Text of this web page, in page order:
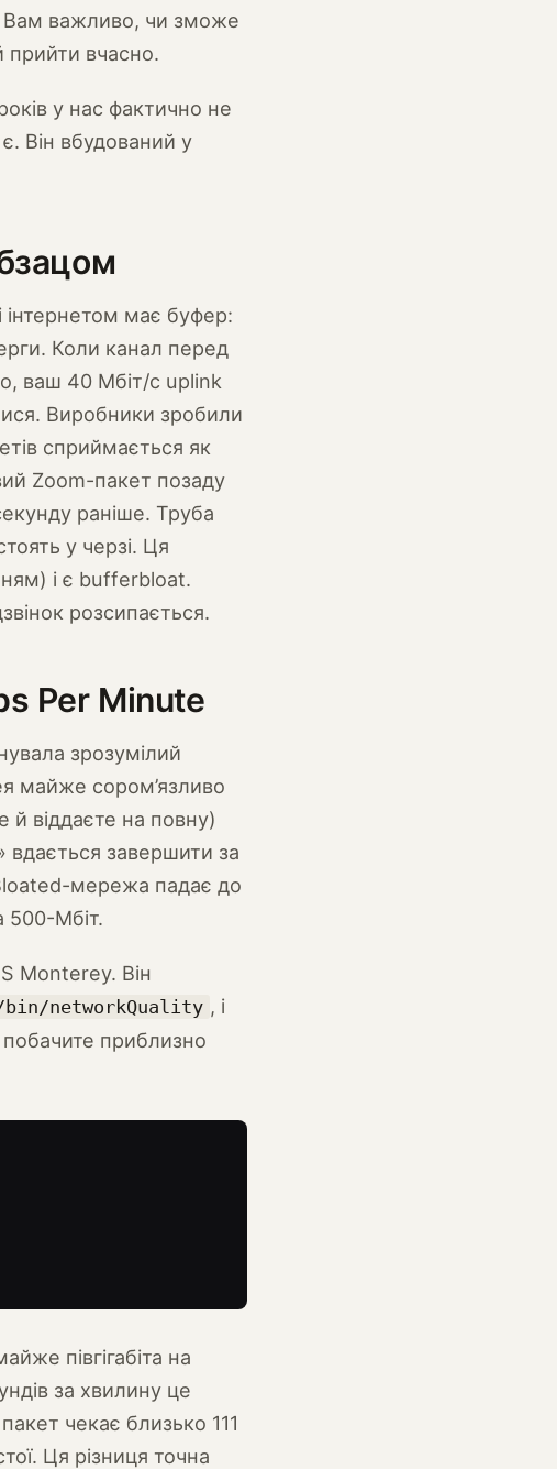
Вам важливо, чи зможе
прийти вчасно.
у нас фактично не
Він вбудований у
має буфер:
Коли канал перед
ваш 40 Мбіт/с uplink
Виробники зробили
сприймається як
Zoom-пакет позаду
раніше. Труба
у черзі. Ця
і є bufferbloat.
розсипається.
Per Minute
зрозумілий
майже сором’язливо
й віддаєте на повну)
вдається завершити за
мережа падає до
500-Мбіт.
Monterey. Він
networkQuality , і
приблизно
півгігабіта на
за хвилину це
чекає близько 111
Ця різниця точна